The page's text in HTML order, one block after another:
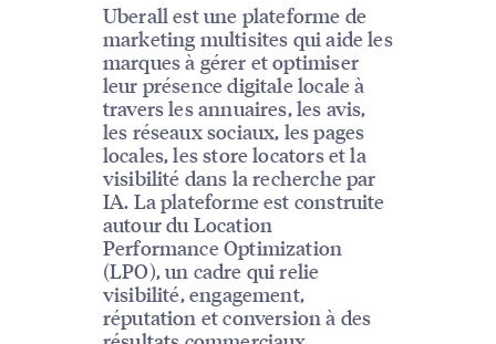
Uberall est une plateforme de
marketing multisites qui aide les
marques à gérer et optimiser
leur présence digitale locale à
travers les annuaires, les avis,
les réseaux sociaux, les pages
locales, les store locators et la
visibilité dans la recherche par
IA. La plateforme est construite
autour du Location
Performance Optimization
(LPO), un cadre qui relie
visibilité, engagement,
réputation et conversion à des